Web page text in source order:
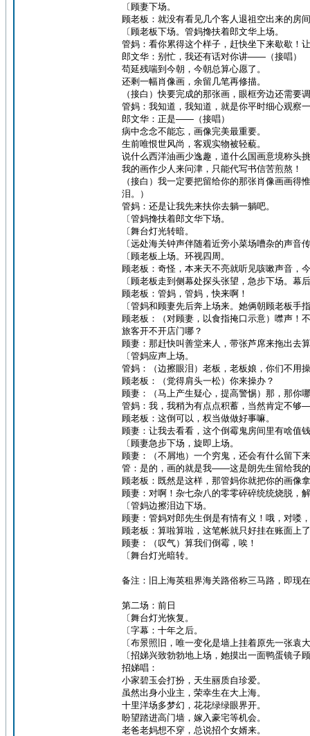
〔顾妻下场。
顾老板：就没有看见几个客人退祖空出来的房
〔顾老板下场。管妈搀扶着郎文华上场。
管妈：看你累得这个样子，赶快坐下来歇歇！
郎文华：别忙，我还有话对你讲——（接唱）
苟延残喘到今朝，今朝总算心愿了。
还剩一幅肖像画，余留几笔再修描。
（接白）快要完成的那张画，眼框旁边还需
管妈：我知道，我知道，就是你平时细心观察
郎文华：正是——（接唱）
病中念念不能忘，画像完美最重要。
生前唯恨世风尚，客观实物被轻藐。
说什么西洋油画少逸趣，道什么国画意境称头
我的画作少人来问津，只能代写书信苦煎熬！
（接白）我一定要把留给你的那张肖像画画
泪。）
管妈：还是让我先来扶你去躺一躺吧。
〔管妈搀扶着郎文华下场。
〔舞台灯光转暗。
〔远处海关钟声伴随着近旁小菜场嘈杂的声音
〔顾老板上场。环视四周。
顾老板：奇怪，本来天不亮就听见咳嗽声音，
〔顾老板走到侧幕处探头张望，急步下场。
顾老板：管妈，管妈，快来啊！
〔管妈和顾妻先后奔上场来。她俩朝顾老板手
顾老板：（对顾妻，以食指掩口示意）噤声！
旅客开不开店门哪？
顾妻：那赶快叫善堂来人，带张芦席来拖出去
〔管妈应声上场。
管妈：（边擦眼泪）老板，老板娘，你们不用
顾老板：（觉得肩头一松）你来操办？
顾妻：（马上产生疑心，提高警惕）那，那你
管妈：我，我稍为有点点积蓄，当然肯定不
顾老板：这倒可以，权当做做好事嘛。
顾妻：让我去看看，这个倒霉鬼房间里有啥值
〔顾妻急步下场，旋即上场。
顾妻：（不屑地）一个穷鬼，还会有什么留下
管：是的，画的就是我——这是朗先生留给我
顾老板：既然是这样，那管妈你就把你的画像
顾妻：对啊！杂七杂八的零零碎碎统统烧脱，
〔管妈边擦泪边下场。
顾妻：管妈对郎先生倒是有情有义！哦，对喽
顾老板：算啦算啦，这笔帐就只好挂在账面上
顾妻：（叹气）算我们倒霉，唉！
〔舞台灯光暗转。
备注：旧上海英租界海关路俗称三马路，即现
第二场：前日
〔舞台灯光恢复。
〔字幕：十年之后。
〔布景照旧，唯一变化是墙上挂着原先一张袁
〔招娣兴致勃勃地上场，她摸出一面鸭蛋镜子
招娣唱：
小家碧玉会打扮，天生丽质自珍爱。
虽然出身小业主，荣幸生在大上海。
十里洋场多梦幻，花花绿绿眼界开。
盼望踏进高门墙，嫁入豪宅等机会。
老爸老妈想不穿，总说招个女婿来。